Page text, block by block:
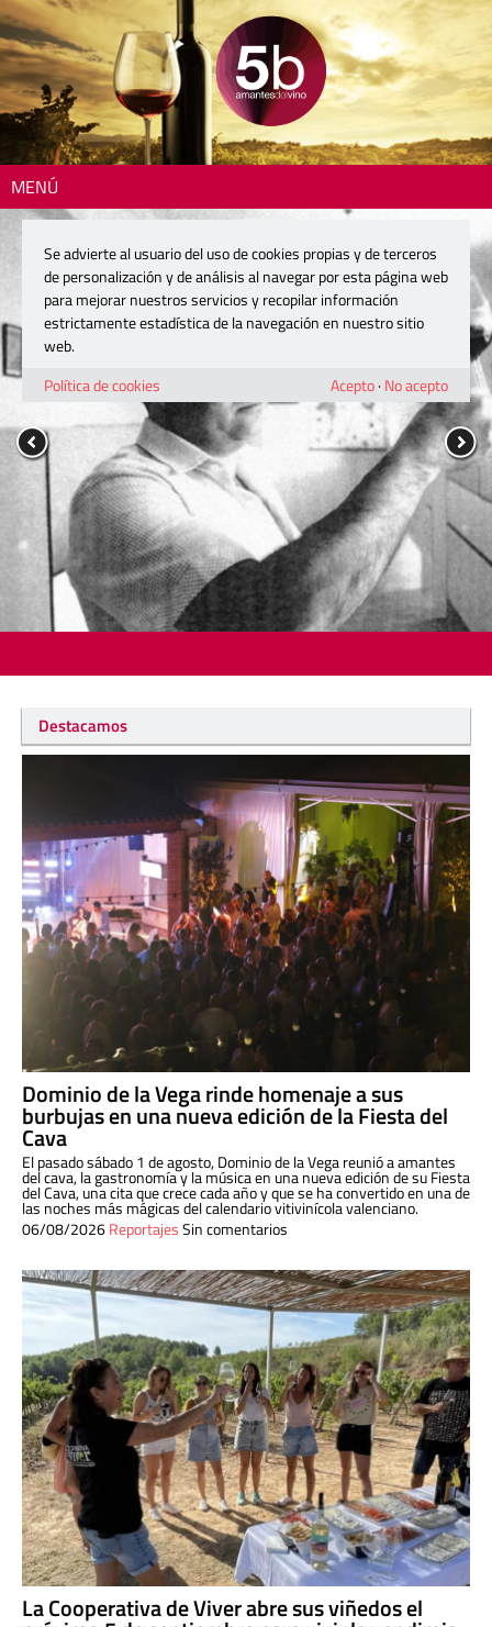
MENÚ
Destacamos
Dominio de la Vega rinde homenaje a sus
burbujas en una nueva edición de la Fiesta del
Cava
El pasado sábado 1 de agosto, Dominio de la Vega reunió a amantes
del cava, la gastronomía y la música en una nueva edición de su Fiesta
del Cava, una cita que crece cada año y que se ha convertido en una de
las noches más mágicas del calendario vitivinícola valenciano.
06/08/2026ReportajesSin comentarios
La Cooperativa de Viver abre sus viñedos el
Se advierte al usuario del uso de cookies propias y de terceros
de personalización y de análisis al navegar por esta página web
para mejorar nuestros servicios y recopilar información
estrictamente estadística de la navegación en nuestro sitio
web.
Política de cookies
Acepto· No acepto